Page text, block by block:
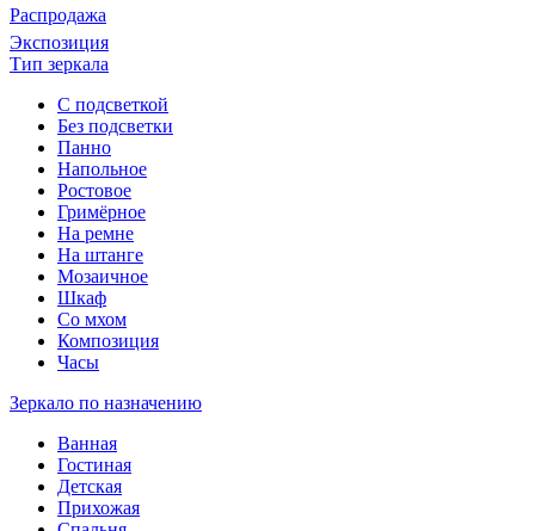
Распродажа
Экспозиция
Тип зеркала
С подсветкой
Без подсветки
Панно
Напольное
Ростовое
Гримёрное
На ремне
На штанге
Мозаичное
Шкаф
Со мхом
Композиция
Часы
Зеркало по назначению
Ванная
Гостиная
Детская
Прихожая